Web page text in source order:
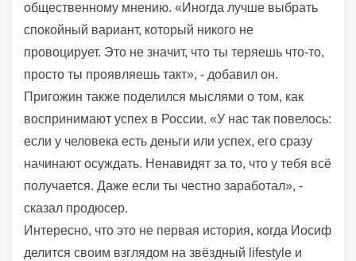
общественному мнению. «Иногда лучше выбрать
спокойный вариант, который никого не
провоцирует. Это не значит, что ты теряешь что-то,
просто ты проявляешь такт», - добавил он.
Пригожин также поделился мыслями о том, как
воспринимают успех в России. «У нас так повелось:
если у человека есть деньги или успех, его сразу
начинают осуждать. Ненавидят за то, что у тебя всё
получается. Даже если ты честно заработал», -
сказал продюсер.
Интересно, что это не первая история, когда Иосиф
делится своим взглядом на звёздный lifestyle и